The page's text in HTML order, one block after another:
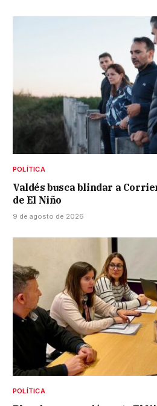
POLÍTICA
Valdés busca blindar a
de El Niño
9 de agosto de 2026
POLÍTICA